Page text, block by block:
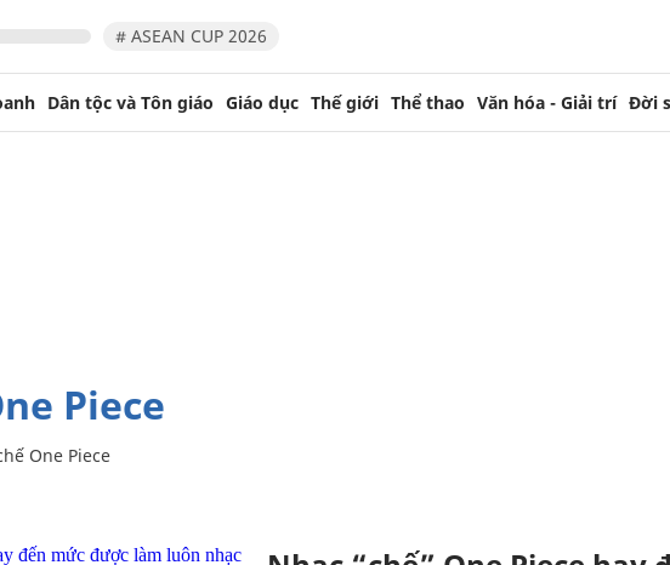
# ASEAN CUP 2026
Dân tộc và Tôn giáo Giáo dục Thế giới Thể thao Văn hóa - Giải trí Đời
Piece
One Piece